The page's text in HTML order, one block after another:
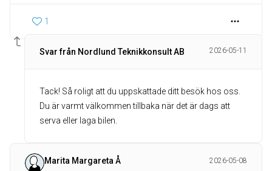
1
Svar från Nordlund Teknikkonsult AB 2026-05-11
Tack! Så roligt att du uppskattade ditt besök hos oss.
Du är varmt välkommen tillbaka när det är dags att
serva eller laga bilen.
Marita Margareta Å
2026-05-08